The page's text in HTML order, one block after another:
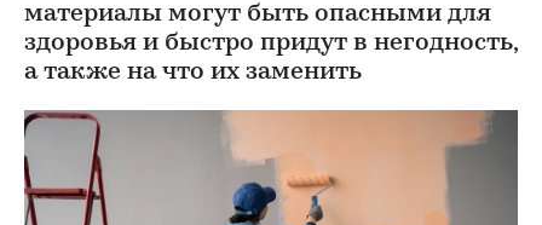
материалы могут быть опасными для
здоровья и быстро придут в негодность,
а также на что их заменить